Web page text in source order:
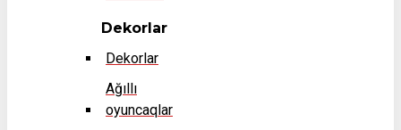
Dekorlar
Dekorlar
Ağıllı
oyuncaqlar